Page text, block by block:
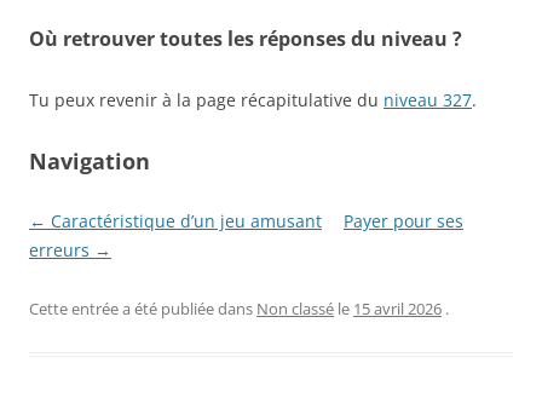
Où retrouver toutes les réponses du niveau ?
Tu peux revenir à la page récapitulative du niveau 327.
Navigation
← Caractéristique d’un jeu amusant
Payer pour ses
erreurs →
Cette entrée a été publiée dans Non classé le 15 avril 2026 .